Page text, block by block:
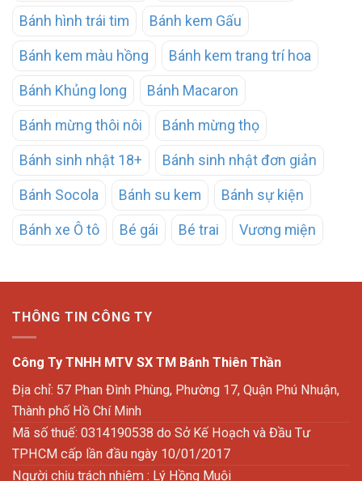
Bánh hình trái tim Bánh kem Gấu
Bánh kem màu hồng Bánh kem trang trí hoa
Bánh Khủng long Bánh Macaron
Bánh mừng thôi nôi Bánh mừng thọ
Bánh sinh nhật 18+ Bánh sinh nhật đơn giản
Bánh Socola Bánh su kem Bánh sự kiện
Bánh xe Ô tô Bé gái Bé trai Vương miện
THÔNG TIN CÔNG TY
Công Ty TNHH MTV SX TM Bánh Thiên Thần
Địa chỉ: 57 Phan Đình Phùng, Phường 17, Quận Phú Nhuận,
Thành phố Hồ Chí Minh
Mã số thuế: 0314190538 do Sở Kế Hoạch và Đầu Tư
TPHCM cấp lần đầu ngày 10/01/2017
Người chịu trách nhiệm : Lý Hồng Muội